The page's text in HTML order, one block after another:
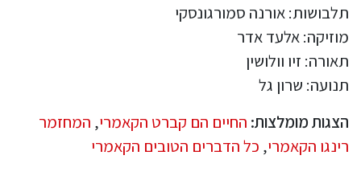
תלבושות: אורנה סמורגונסקי
מוזיקה: אלעד אדר
תאורה: זיו וולושין
תנועה: שרון גל
הצגות מומלצות: החיים הם קברט הקאמרי, המחזמר
רינגו הקאמרי, כל הדברים הטובים הקאמרי